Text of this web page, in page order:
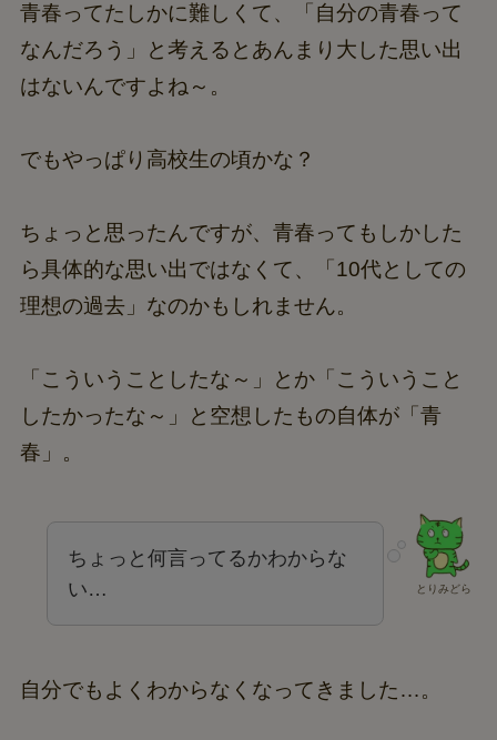
青春ってたしかに難しくて、「自分の青春って
なんだろう」と考えるとあんまり大した思い出
はないんですよね～。
でもやっぱり高校生の頃かな？
ちょっと思ったんですが、青春ってもしかした
ら具体的な思い出ではなくて、「10代としての
理想の過去」なのかもしれません。
「こういうことしたな～」とか「こういうこと
したかったな～」と空想したもの自体が「青
春」。
とりみどら
ちょっと何言ってるかわからな
い…
自分でもよくわからなくなってきました…。